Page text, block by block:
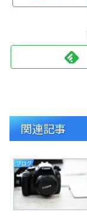
関連記事
ブログ